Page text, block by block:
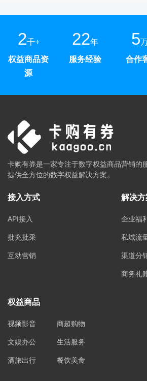
2千+
权益商品资
源
22年
服务经验
5
合作
卡购有券是一家专注于数字权益商品营销的
提供全方位的数字权益解决方案。
接入方式
API接入
批充批采
互动营销
解决方
企业福
私域流
渠道分
商务礼
权益商品
视频影音 商超购物
文娱办公 生活服务
酒旅出行 餐饮美食